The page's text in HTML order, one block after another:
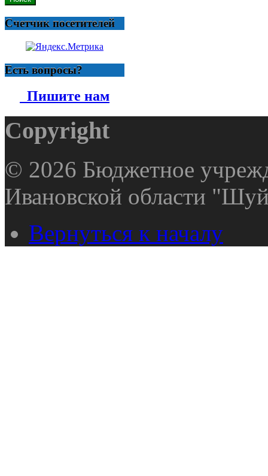
Счетчик посетителей
Есть вопросы?
Пишите нам
Copyright
© 2026 Бюджетное
Ивановской области
Вернуться к началу